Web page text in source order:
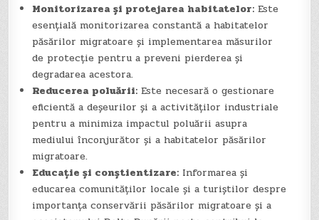
Monitorizarea și protejarea habitatelor: Este
esențială monitorizarea constantă a habitatelor
păsărilor migratoare și implementarea măsurilor
de protecție pentru a preveni pierderea și
degradarea acestora.
Reducerea poluării: Este necesară o gestionare
eficientă a deșeurilor și a activităților industriale
pentru a minimiza impactul poluării asupra
mediului înconjurător și a habitatelor păsărilor
migratoare.
Educație și conștientizare: Informarea și
educarea comunităților locale și a turiștilor despre
importanța conservării păsărilor migratoare și a